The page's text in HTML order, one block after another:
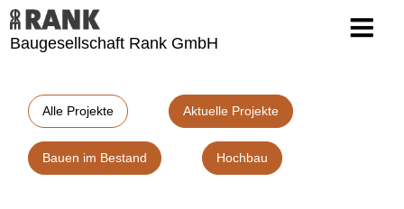
Baugesellschaft Rank GmbH
Alle Projekte Aktuelle Projekte
Bauen im Bestand Hochbau